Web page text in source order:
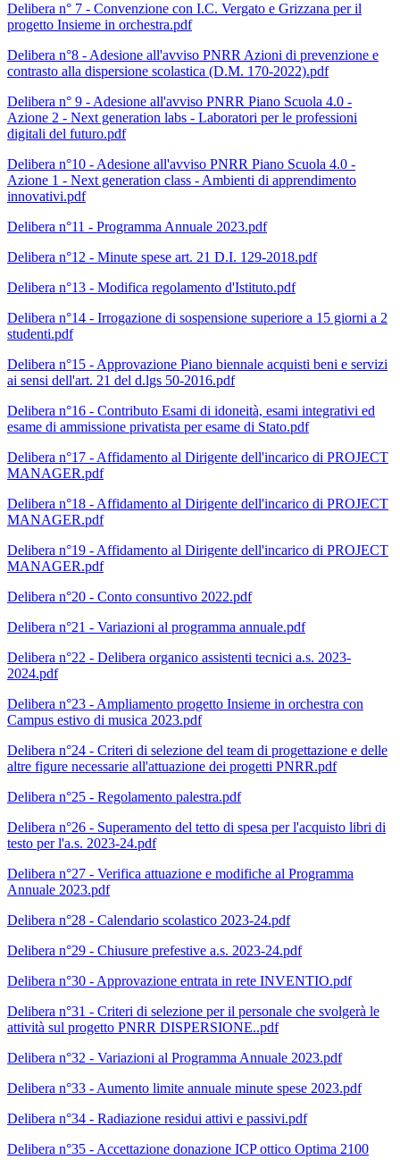
Delibera n° 7 - Convenzione con I.C. Vergato e Grizzana per il
progetto Insieme in orchestra.pdf
Delibera n°8 - Adesione all'avviso PNRR Azioni di prevenzione e
contrasto alla dispersione scolastica (D.M. 170-2022).pdf
Delibera n° 9 - Adesione all'avviso PNRR Piano Scuola 4.0 -
Azione 2 - Next generation labs - Laboratori per le professioni
digitali del futuro.pdf
Delibera n°10 - Adesione all'avviso PNRR Piano Scuola 4.0 -
Azione 1 - Next generation class - Ambienti di apprendimento
innovativi.pdf
Delibera n°11 - Programma Annuale 2023.pdf
Delibera n°12 - Minute spese art. 21 D.I. 129-2018.pdf
Delibera n°13 - Modifica regolamento d'Istituto.pdf
Delibera n°14 - Irrogazione di sospensione superiore a 15 giorni a 2
studenti.pdf
Delibera n°15 - Approvazione Piano biennale acquisti beni e servizi
ai sensi dell'art. 21 del d.lgs 50-2016.pdf
Delibera n°16 - Contributo Esami di idoneità, esami integrativi ed
esame di ammissione privatista per esame di Stato.pdf
Delibera n°17 - Affidamento al Dirigente dell'incarico di PROJECT
MANAGER.pdf
Delibera n°18 - Affidamento al Dirigente dell'incarico di PROJECT
MANAGER.pdf
Delibera n°19 - Affidamento al Dirigente dell'incarico di PROJECT
MANAGER.pdf
Delibera n°20 - Conto consuntivo 2022.pdf
Delibera n°21 - Variazioni al programma annuale.pdf
Delibera n°22 - Delibera organico assistenti tecnici a.s. 2023-
2024.pdf
Delibera n°23 - Ampliamento progetto Insieme in orchestra con
Campus estivo di musica 2023.pdf
Delibera n°24 - Criteri di selezione del team di progettazione e delle
altre figure necessarie all'attuazione dei progetti PNRR.pdf
Delibera n°25 - Regolamento palestra.pdf
Delibera n°26 - Superamento del tetto di spesa per l'acquisto libri di
testo per l'a.s. 2023-24.pdf
Delibera n°27 - Verifica attuazione e modifiche al Programma
Annuale 2023.pdf
Delibera n°28 - Calendario scolastico 2023-24.pdf
Delibera n°29 - Chiusure prefestive a.s. 2023-24.pdf
Delibera n°30 - Approvazione entrata in rete INVENTIO.pdf
Delibera n°31 - Criteri di selezione per il personale che svolgerà le
attività sul progetto PNRR DISPERSIONE..pdf
Delibera n°32 - Variazioni al Programma Annuale 2023.pdf
Delibera n°33 - Aumento limite annuale minute spese 2023.pdf
Delibera n°34 - Radiazione residui attivi e passivi.pdf
Delibera n°35 - Accettazione donazione ICP ottico Optima 2100